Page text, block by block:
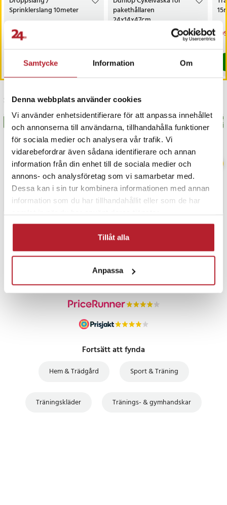
Samtycke Information Om
Denna webbplats använder cookies
Vi använder enhetsidentifierare för att anpassa innehållet
och annonserna till användarna, tillhandahålla funktioner
för sociala medier och analysera vår trafik. Vi
vidarebefordrar även sådana identifierare och annan
information från din enhet till de sociala medier och
annons- och analysföretag som vi samarbetar med.
Dessa kan i sin tur kombinera informationen med annan
information som du har tillhandahållit eller som de har
Tillåt alla
Anpassa
cykelturer.
Artikelnummer
Sprinklerslang 10meter
Nuvarande pris
89 krTidigare pris
89 kr
I lager, levereras inom 1-2 vardagar
Köp
pakethållaren
24x14x47cm
I lager, levereras inom 1-2 vardagar
Senast besökta
PRISGARANTI
Fortsätt att fynda
Hem & Trädgård Sport & Träning
Träningskläder Tränings- & gymhandskar